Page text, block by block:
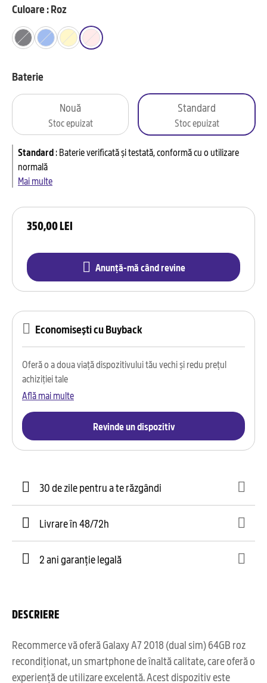
350,00 LEI
Anunță-mă când revine
Culoare : Roz
Baterie
Nouă
Stoc epuizat
Standard
Stoc epuizat
Standard:Baterie verificată și testată, conformă cu o utilizare
normală
Mai multe
Economisești cu Buyback
Oferă o a doua viață dispozitivului tău vechi și redu prețul
achiziției tale
Află mai multe
Revinde un dispozitiv
30 de zile pentru a te răzgândi
Livrare în 48/72h
2 ani garanție legală
DESCRIERE
Recommerce vă oferă Galaxy A7 2018 (dual sim) 64GB roz
recondiționat, un smartphone de înaltă calitate, care oferă o
experiență de utilizare excelentă. Acest dispozitiv este